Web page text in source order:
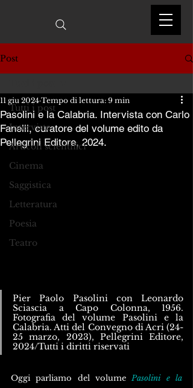
Post
Tutti i post
Interviste
Articoli scientifici
Cinema
Saggistica
Letteratura
Poesia
Teatro
Pasolini e la Calabria. Intervista con Carlo
Fanelli, curatore del volume edito da
Pellegrini Editore, 2024.
11 giu 2024 Tempo di lettura: 9 min
Pier Paolo Pasolini con Leonardo
Sciascia a Capo Colonna, 1956.
Fotografia del volume Pasolini e la
Calabria. Atti del Convegno di Acri (24-
25 marzo, 2023), Pellegrini Editore,
2024/Tutti i diritti riservati
Oggi parliamo del volume Pasolini e la